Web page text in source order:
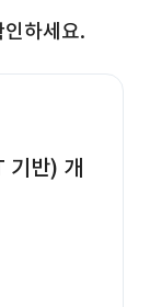
하세요.
기반) 개